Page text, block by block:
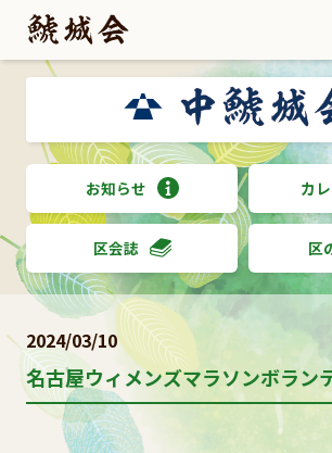
お知らせ カ
区会誌 区
2024/03/10
名古屋ウィメンズマラソンボラン